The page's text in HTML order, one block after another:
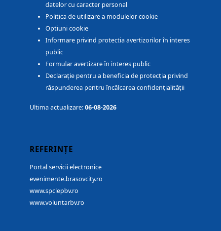
datelor cu caracter personal
Politica de utilizare a modulelor cookie
Optiuni cookie
Informare privind protectia avertizorilor în interes
public
Formular avertizare în interes public
Declarație pentru a beneficia de protecția privind
răspunderea pentru încălcarea confidențialității
Ultima actualizare:06-08-2026
REFERINȚE
Portal servicii electronice
evenimente.brasovcity.ro
www.spclepbv.ro
www.voluntarbv.ro